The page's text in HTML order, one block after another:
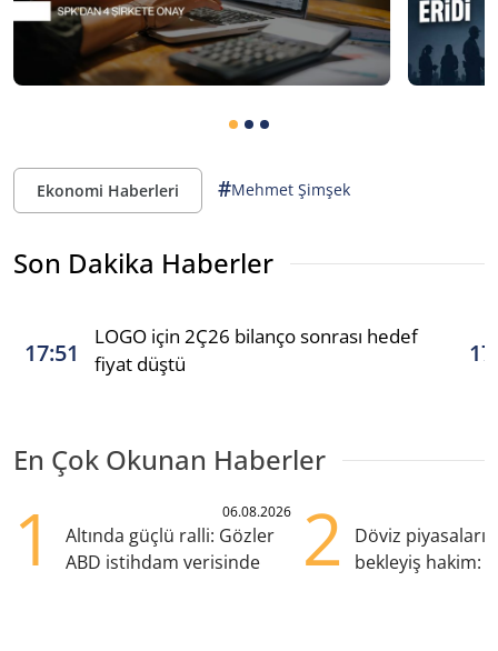
Ekonomi Haberleri #Mehmet Şimşek
Son Dakika Haberler
17:51
LOGO için 2Ç26 bilanço sonrası hedef
fiyat düştü
En Çok Okunan Haberler
1 06.08.2026
Altında güçlü ralli: Gözler
ABD istihdam verisinde
2
Döviz
bekleyiş hakim: